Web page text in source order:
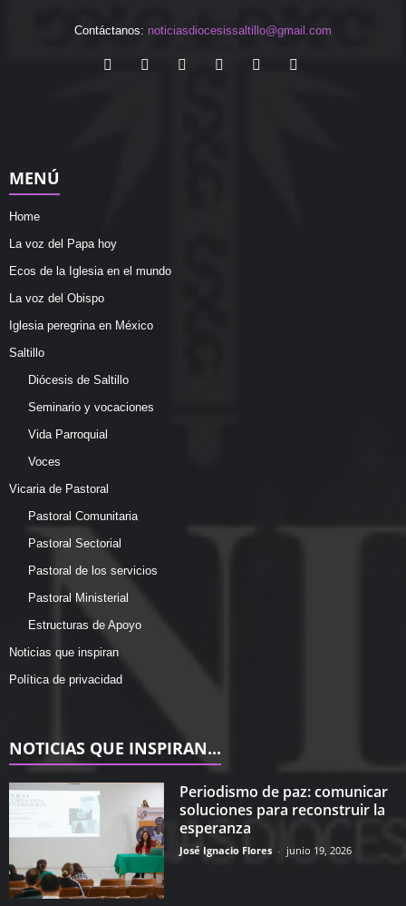
Contáctanos: noticiasdiocesissaltillo@gmail.com
MENÚ
Home
La voz del Papa hoy
Ecos de la Iglesia en el mundo
La voz del Obispo
Iglesia peregrina en México
Saltillo
Diócesis de Saltillo
Seminario y vocaciones
Vida Parroquial
Voces
Vicaria de Pastoral
Pastoral Comunitaria
Pastoral Sectorial
Pastoral de los servicios
Pastoral Ministerial
Estructuras de Apoyo
Noticias que inspiran
Política de privacidad
NOTICIAS QUE INSPIRAN...
Periodismo de paz: comunicar
soluciones para reconstruir la
esperanza
José Ignacio Flores - junio 19, 2026